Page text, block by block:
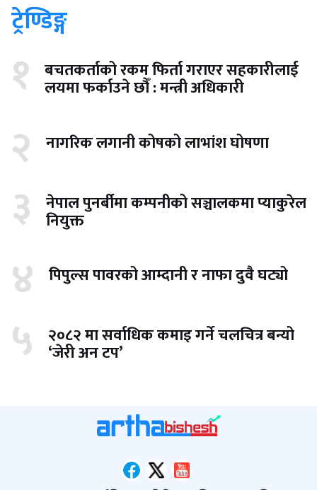
ट्रेण्डिङ्ग
१ बचतकर्ताको रकम फिर्ता गराएर सहकारीलाई
लयमा फर्काउने छौँ : मन्त्री अधिकारी
२ नागरिक लगानी कोषको लाभांश घोषणा
३ नेपाल पुनर्बीमा कम्पनीको सञ्चालकमा प्याकुरेल
नियुक्त
४ पिपुल्स पावरको आम्दानी र नाफा दुवै घट्यो
५ २०८२ मा सर्वाधिक कमाइ गर्ने चलचित्र बन्यो
‘जेरी अन टप’